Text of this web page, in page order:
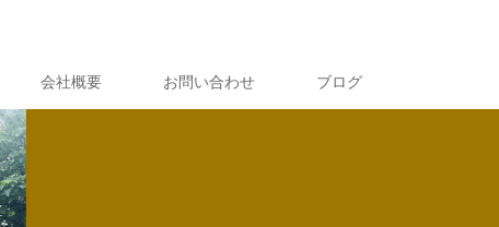
会社概要 お問い合わせ ブログ